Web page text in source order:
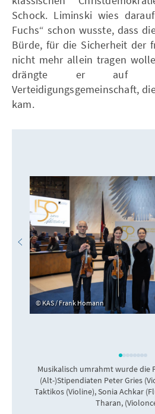
Schock. Liminski wies
Fuchs“ schon wusste, dass
Bürde, für die Sicherheit der
nicht mehr allein tragen
drängte er auf
Verteidigungsgemeinschaft,
kam.
KAS / Frank Homann
Musikalisch umrahmt wurde die
(Alt-)Stipendiaten Peter Gries
Taktikos (Violine), Sonia Achkar
Tharan,